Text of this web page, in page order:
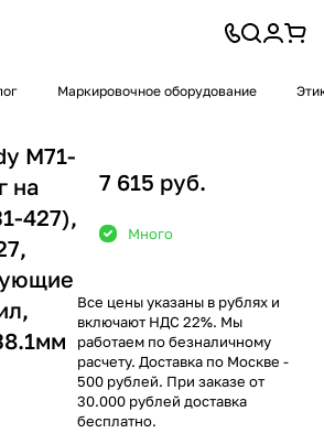
Маркировочное оборудование
M71-
на
427),
7 615 руб.
Много
Все цены указаны в рублях и
включают НДС 22%. Мы
работаем по безналичному
расчету. Доставка по Москве -
500 рублей. При заказе от
30.000 рублей доставка
бесплатно.